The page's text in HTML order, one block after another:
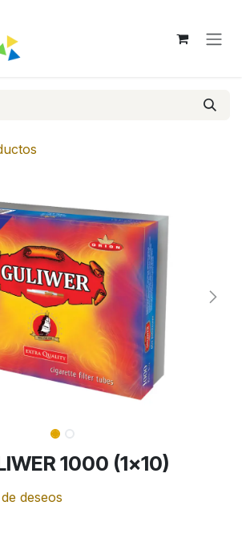
1000 (1x10)
deseos